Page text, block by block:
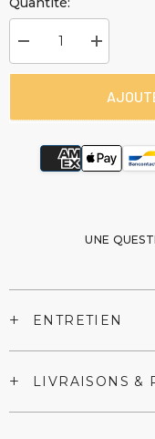
Diminuer
la
quantité
Sanso
Augmenter
la
quantité
Carafe
Sanso
UNE
+ ENTRETIEN
+ LIVRAISONS &